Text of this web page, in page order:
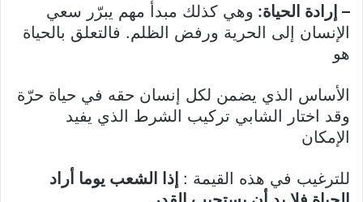
– إرادة الحياة: وهي كذلك مبدأ مهم يبرّر سعي
الإنسان إلى الحرية ورفض الظلم. فالتعلق بالحياة
هو
الأساس الذي يضمن لكل إنسان حقه في حياة حرّة
وقد اختار الشابي تركيب الشرط الذي يفيد
الإمكان
للترغيب في هذه القيمة : إذا الشعب يوما أراد